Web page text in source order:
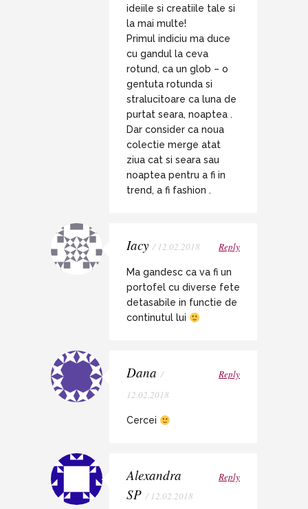
ideiile si creatiile tale si
la mai multe!
Primul indiciu ma duce
cu gandul la ceva
rotund, ca un glob – o
gentuta rotunda si
stralucitoare ca luna de
purtat seara, noaptea .
Dar consider ca noua
colectie merge atat
ziua cat si seara sau
noaptea pentru a fi in
trend, a fi fashion .
Iacy / 12.02.2018 Reply
Ma gandesc ca va fi un
portofel cu diverse fete
detasabile in functie de
continutul lui
Dana /
12.02.2018
Reply
Cercei
Alexandra
SP / 12.02.2018
Reply